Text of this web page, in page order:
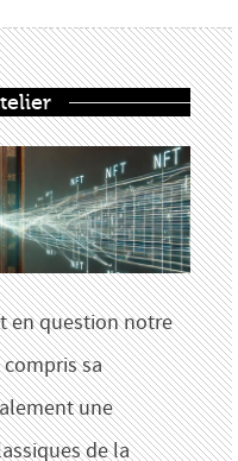
en question notre
sa
une
de la